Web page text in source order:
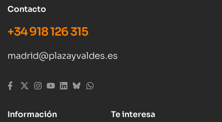
Contacto
+34 918 126 315
madrid@plazayvaldes.es
Información Te interesa